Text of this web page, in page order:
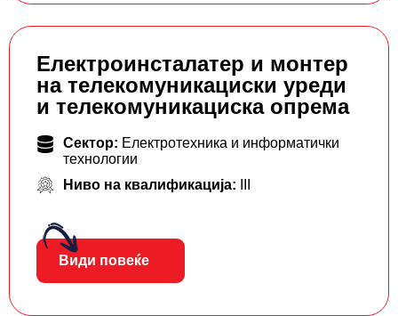
Електроинсталатер и монтер
на телекомуникациски уреди
и телекомуникациска опрема
Сектор: Електротехника и информатички
технологии
Ниво на квалификација:
Види повеќе